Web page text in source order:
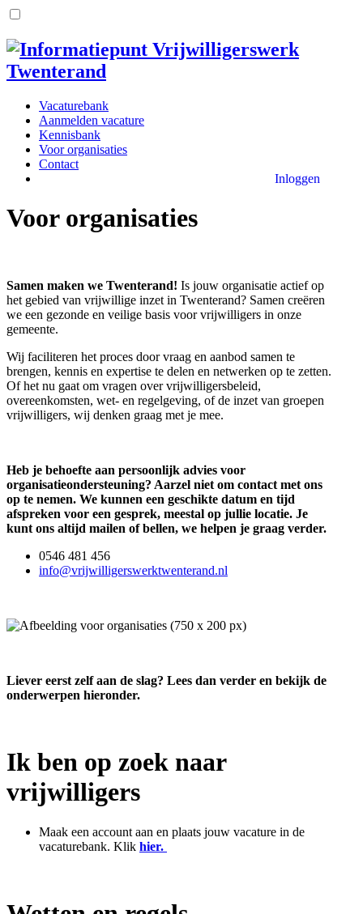
Vacaturebank
Aanmelden vacature
Kennisbank
Voor organisaties
Contact
Inloggen
Voor organisaties
Samen maken we Twenterand! Is jouw organisatie actief op
het gebied van vrijwillige inzet in Twenterand? Samen creëren
we een gezonde en veilige basis voor vrijwilligers in onze
gemeente.
Wij faciliteren het proces door vraag en aanbod samen te
brengen, kennis en expertise te delen en netwerken op te zetten.
Of het nu gaat om vragen over vrijwilligersbeleid,
overeenkomsten, wet- en regelgeving, of de inzet van groepen
vrijwilligers, wij denken graag met je mee.
Heb je behoefte aan persoonlijk advies voor
organisatieondersteuning? Aarzel niet om contact met ons
op te nemen. We kunnen een geschikte datum en tijd
afspreken voor een gesprek, meestal op jullie locatie. Je
kunt ons altijd mailen of bellen, we helpen je graag verder.
0546 481 456
info@vrijwilligerswerktwenterand.nl
Liever eerst zelf aan de slag? Lees dan verder en bekijk de
onderwerpen hieronder.
Ik ben op zoek naar
vrijwilligers
Maak een account aan en plaats jouw vacature in de
vacaturebank. Klik hier.